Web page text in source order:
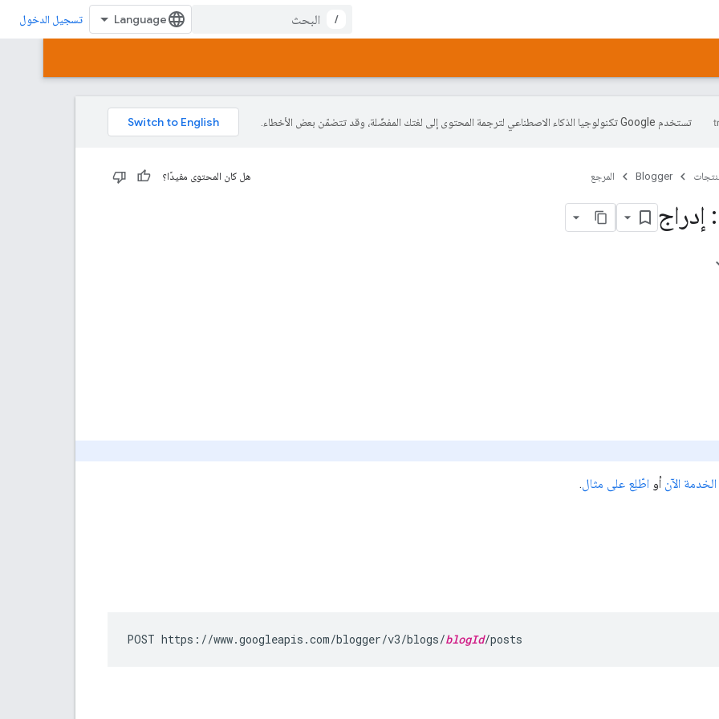
/ تسجيل الدخول
تستخدم Google تكنولوجيا الذكاء الاصطناعي لترجمة المحتوى إلى لغتك المفضّلة، وقد تتضمّن بعض الأخطاء.
Blogger المرجع هل كان المحتوى مفيدًا؟
إدراج
الآن أو اطّلِع على مثال.
POST https://www.googleapis.com/blogger/v3/blogs/blogId/posts